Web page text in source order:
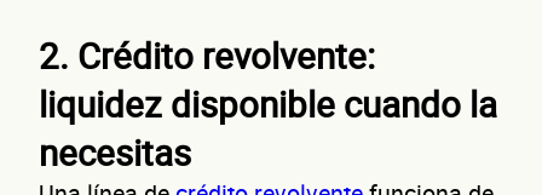
2. Crédito revolvente:
liquidez disponible cuando la
necesitas